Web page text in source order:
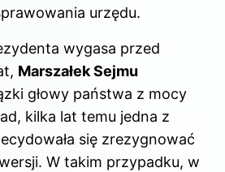
urzędu.
wygasa przed
Marszałek Sejmu
głowy państwa z mocy
kilka lat temu jedna z
się zrezygnować
W takim przypadku, w